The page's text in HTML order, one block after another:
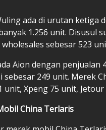
ada di urutan ketiga
1.256 unit. Disusul
sebesar 523
Aion dengan penjualan
sebesar 249 unit. Merek
unit, Xpeng 75 unit, Jetour
China Terlaris